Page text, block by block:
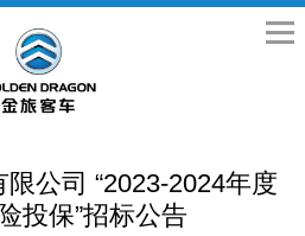
公司 “2023-2024年度
投保”招标公告